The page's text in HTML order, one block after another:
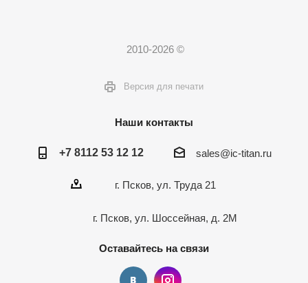
2010-2026 ©
Версия для печати
Наши контакты
+7 8112 53 12 12 sales@ic-titan.ru
г. Псков, ул. Труда 21
г. Псков, ул. Шоссейная, д. 2М
Оставайтесь на связи